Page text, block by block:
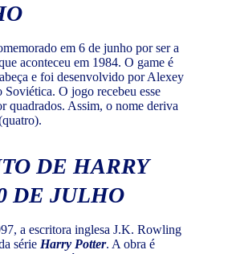
em 6 de junho por ser a
aconteceu em 1984. O game é
e foi desenvolvido por Alexey
O jogo recebeu esse
quadrados. Assim, o nome deriva
DE HARRY
DE JULHO
a escritora inglesa J.K. Rowling
série Harry Potter. A obra é